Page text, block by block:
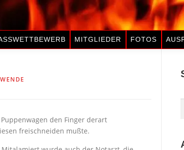
MITGLIEDER FOTOS
den Finger derart
freischneiden mußte.